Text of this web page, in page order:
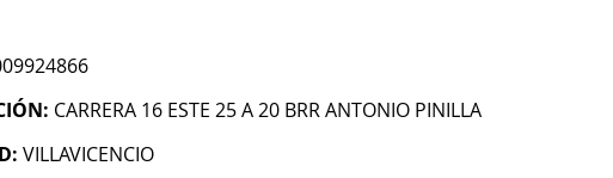
CARRERA 16 ESTE 25 A 20 BRR ANTONIO PINILLA
VILLAVICENCIO